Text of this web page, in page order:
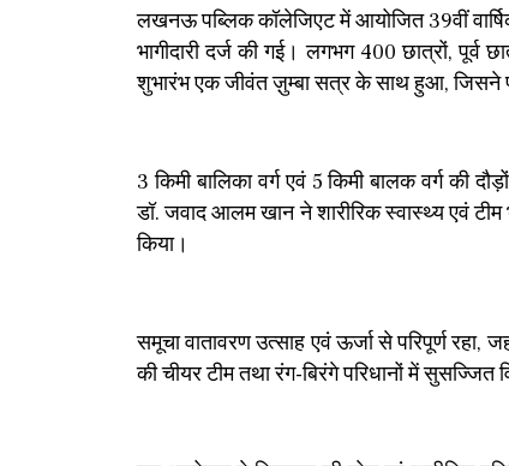
लखनऊ पब्लिक कॉलेजिएट में आयोजित 39वीं
भागीदारी दर्ज की गई। लगभग 400 छात्रों, पूर्व
शुभारंभ एक जीवंत ज़ुम्बा सत्र के साथ हुआ, जिसने
3 किमी बालिका वर्ग एवं 5 किमी बालक वर्ग की
डॉ. जवाद आलम खान ने शारीरिक स्वास्थ्य एवं
किया।
समूचा वातावरण उत्साह एवं ऊर्जा से परिपूर्ण रहा,
की चीयर टीम तथा रंग-बिरंगे परिधानों में सुसज्जित